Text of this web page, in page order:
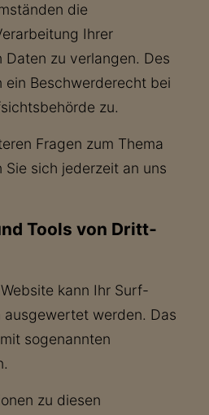
die
Ihrer
Daten zu verlangen. Des
ein Beschwerderecht bei
zu.
Fragen zum Thema
sich jederzeit an uns
Tools von Dritt­
kann Ihr Surf-
werden. Das
sogenannten
zu diesen